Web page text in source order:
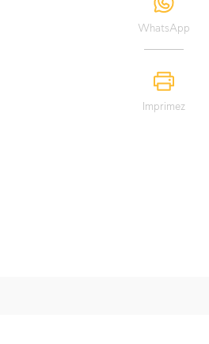
WhatsApp
Imprimez